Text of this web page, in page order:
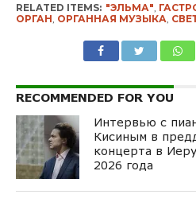
RELATED ITEMS: "ЭЛЬМА"
ОРГАН ОРГАННАЯ МУЗЫКА
RECOMMENDED FOR YOU
Интервью с
Кисиным в
концерта в
2026 года